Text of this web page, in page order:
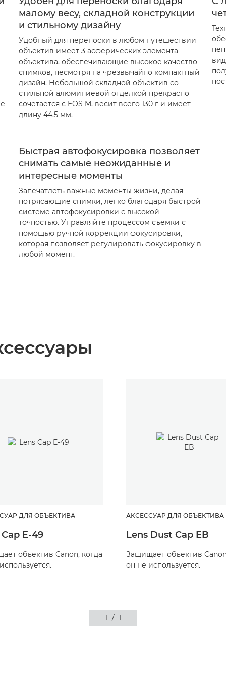
малому весу, складной конструкции
и стильному дизайну
Удобный для переноски в любом путешествии
объектив имеет 3 асферических элемента
объектива, обеспечивающие высокое качество
снимков, несмотря на чрезвычайно компактный
дизайн. Небольшой складной объектив со
стильной алюминиевой отделкой прекрасно
сочетается с EOS M, весит всего 130 г и имеет
длину 44,5 мм.
Быстрая автофокусировка позволяет
снимать самые неожиданные и
интересные моменты
Запечатлеть важные моменты жизни, делая
потрясающие снимки, легко благодаря быстрой
системе автофокусировки с высокой
точностью. Управляйте процессом съемки с
помощью ручной коррекции фокусировки,
которая позволяет регулировать фокусировку в
любой момент.
ДЛЯ ОБЪЕКТИВА
E-49
объектив Canon, когда
АКСЕССУАР ДЛЯ ОБЪЕКТИВА
Lens Dust Cap EB
Защищает объектив
он не используется.
1 / 1